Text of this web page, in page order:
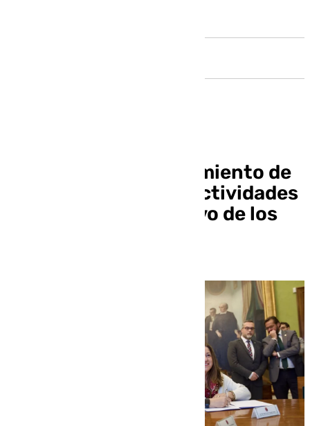
La Junta y el Ayuntamiento de
Granada organizan actividades
educativas con motivo de los